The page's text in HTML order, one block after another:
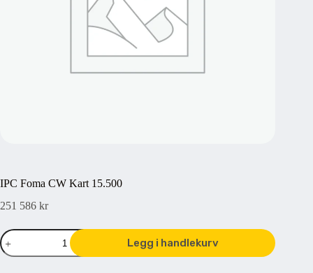
IPC Foma CW Kart 15.500
251 586 kr
IPC
Foma
CW
Legg i handlekurv